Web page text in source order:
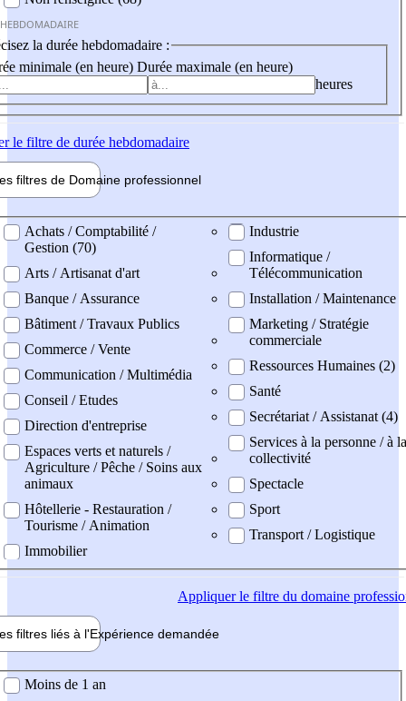
la durée hebdomadaire :
minimale (en heure) Durée maximale (en heure)
heures
le filtre de durée hebdomadaire
filtres de Domaine professionnel
professionel
Achats / Comptabilité /
Gestion (70)
Arts / Artisanat d'art
Banque / Assurance
Bâtiment / Travaux Publics
Commerce / Vente
Communication / Multimédia
Conseil / Etudes
Direction d'entreprise
Espaces verts et naturels /
Agriculture / Pêche / Soins aux
animaux
Hôtellerie - Restauration /
Tourisme / Animation
Immobilier
Industrie
Informatique /
Télécommunication
Installation / Maintenance
Marketing / Stratégie
commerciale
Ressources Humaines (2)
Santé
Secrétariat / Assistanat (4)
Services à la personne / à la
collectivité
Spectacle
Sport
Transport / Logistique
Appliquerle filtre du domaine
filtres liés à l'Expérience demandée
demandée
Moins de 1 an